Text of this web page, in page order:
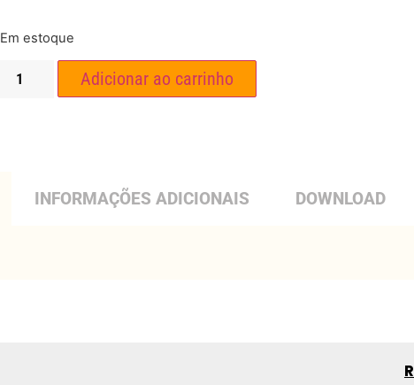
Em estoque
Adicionar ao carrinho
INFORMAÇÕES ADICIONAIS DOWNLOAD